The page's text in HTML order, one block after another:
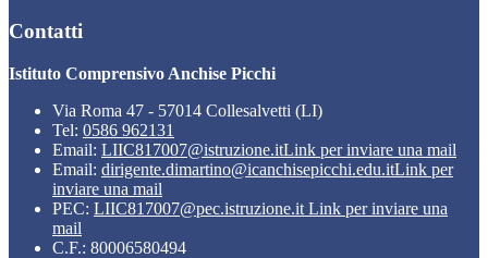
Contatti
Istituto Comprensivo Anchise Picchi
Via Roma 47 - 57014 Collesalvetti (LI)
Tel: 0586 962131
Email: LIIC817007@istruzione.itLink per inviare una mail
Email: dirigente.dimartino@icanchisepicchi.edu.itLink per
inviare una mail
PEC: LIIC817007@pec.istruzione.it Link per inviare una
mail
C.F.: 80006580494